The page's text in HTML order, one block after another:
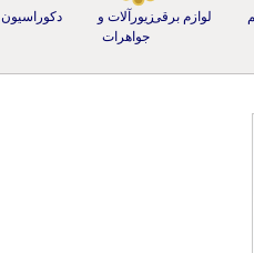
لوازم برقیزیورآلات و
جواهرات
دکوراسیون